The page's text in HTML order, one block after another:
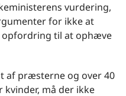
vurdering,
for ikke at
til at ophæve
af præsterne og over 40
må der ikke